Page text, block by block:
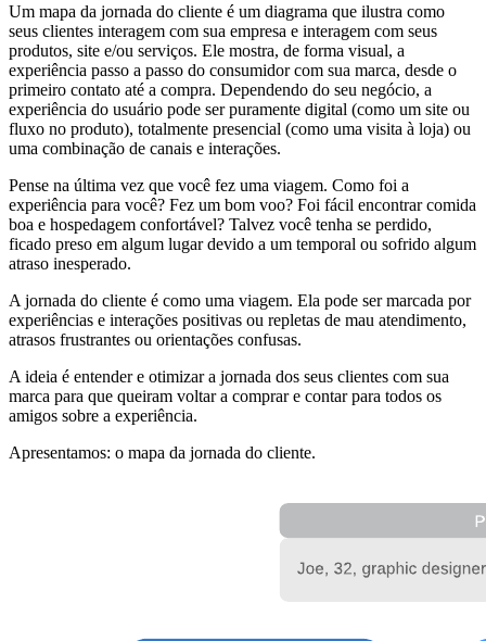
Um mapa da jornada do cliente é um diagrama que ilustra como
seus clientes interagem com sua empresa e interagem com seus
produtos, site e/ou serviços. Ele mostra, de forma visual, a
experiência passo a passo do consumidor com sua marca, desde o
primeiro contato até a compra. Dependendo do seu negócio, a
experiência do usuário pode ser puramente digital (como um site ou
fluxo no produto), totalmente presencial (como uma visita à loja) ou
uma combinação de canais e interações.
Pense na última vez que você fez uma viagem. Como foi a
experiência para você? Fez um bom voo? Foi fácil encontrar comida
boa e hospedagem confortável? Talvez você tenha se perdido,
ficado preso em algum lugar devido a um temporal ou sofrido algum
atraso inesperado.
A jornada do cliente é como uma viagem. Ela pode ser marcada por
experiências e interações positivas ou repletas de mau atendimento,
atrasos frustrantes ou orientações confusas.
A ideia é entender e otimizar a jornada dos seus clientes com sua
marca para que queiram voltar a comprar e contar para todos os
amigos sobre a experiência.
Apresentamos: o mapa da jornada do cliente.